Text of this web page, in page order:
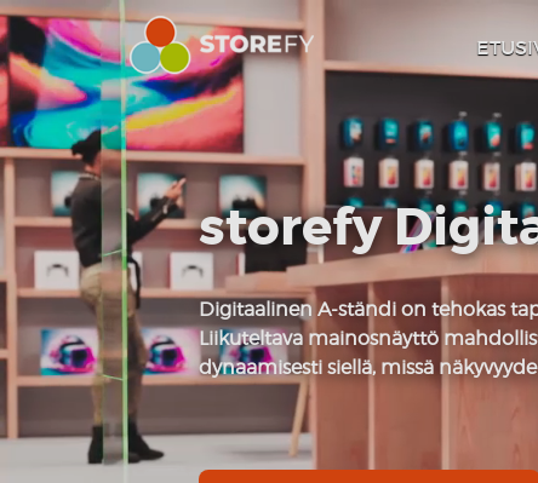
storefy
Digitaalinen A-ständi on tehokas
Liikuteltava mainosnäyttö
dynaamisesti siellä, missä